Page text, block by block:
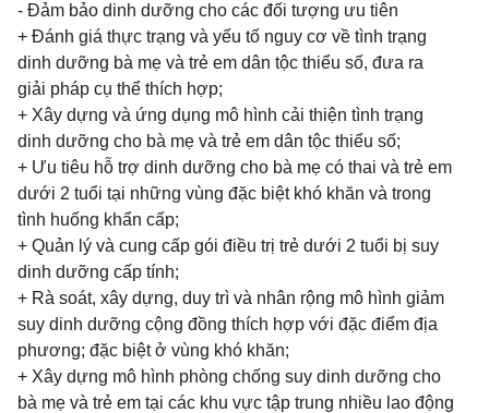
- Đảm bảo dinh dưỡng cho các đối tượng ưu tiên
+ Đánh giá thực trạng và yếu tố nguy cơ về tình trạng
dinh dưỡng bà mẹ và trẻ em dân tộc thiểu số, đưa ra
giải pháp cụ thể thích hợp;
+ Xây dựng và ứng dụng mô hình cải thiện tình trạng
dinh dưỡng cho bà mẹ và trẻ em dân tộc thiểu số;
+ Ưu tiêu hỗ trợ dinh dưỡng cho bà mẹ có thai và trẻ em
dưới 2 tuổi tại những vùng đặc biệt khó khăn và trong
tình huống khẩn cấp;
+ Quản lý và cung cấp gói điều trị trẻ dưới 2 tuổi bị suy
dinh dưỡng cấp tính;
+ Rà soát, xây dựng, duy trì và nhân rộng mô hình giảm
suy dinh dưỡng cộng đồng thích hợp với đặc điểm địa
phương; đặc biệt ở vùng khó khăn;
+ Xây dựng mô hình phòng chống suy dinh dưỡng cho
bà mẹ và trẻ em tại các khu vực tập trung nhiều lao động